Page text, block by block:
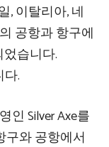
, 이탈리아, 네
공항과 항구에
습니다.
다.
인 Silver Axe를
구와 공항에서